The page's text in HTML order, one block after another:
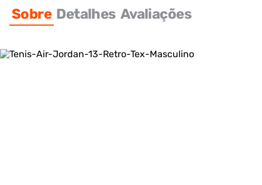
Sobre Detalhes Avaliações